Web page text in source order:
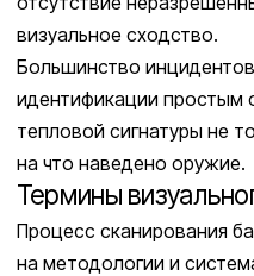
визуальное сходство.
Большинство
идентификации простым
тепловой сигнатуры не
на что наведено оружие.
Термины
Процесс сканирования
на методологии и